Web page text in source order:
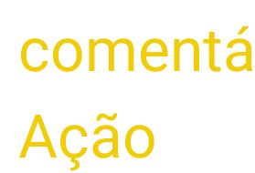
Ação